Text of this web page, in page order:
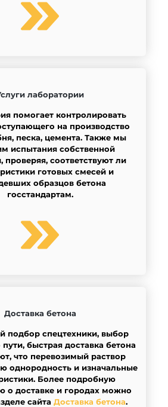
лаборатории
помогает контролировать
на производство
песка, цемента. Также мы
испытания собственной
проверяя, соответствуют ли
готовых смесей и
образцов бетона
госстандартам.
Доставка бетона
подбор спецтехники, выбор
быстрая доставка бетона
что перевозимый раствор
однородность и изначальные
Более подробную
о доставке и городах можно
сайта Доставка бетона.